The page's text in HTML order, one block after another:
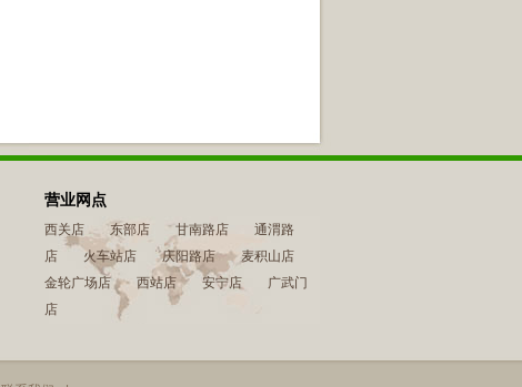
营业网点
西关店 东部店 甘南路店
通渭路
店
火车站店 庆阳路店
麦积山店
金轮广场店
西站店 安宁店
广武门
店